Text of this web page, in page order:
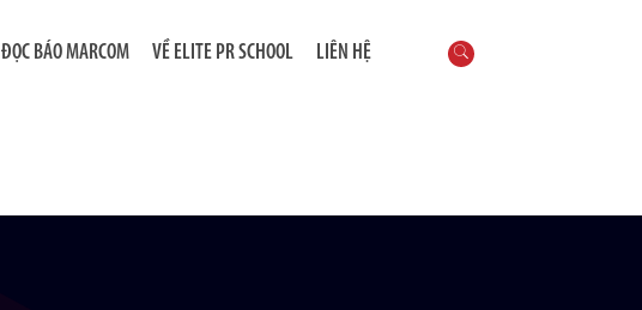
ĐỌC BÁO MARCOM VỀ ELITE PR SCHOOL LIÊN HỆ